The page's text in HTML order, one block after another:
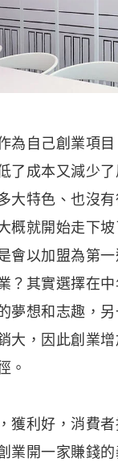
為自己創業項
了成本又減少
大特色、也沒有
概就開始走下
會以加盟為第一
？其實選擇在中
夢想和志趣，
大，因此創業
。
獲利好，消費
業開一家賺錢